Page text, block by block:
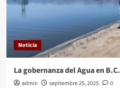
Noticia
La gobernanza del Agua en B.C.
admin septiembre 25, 2025
0